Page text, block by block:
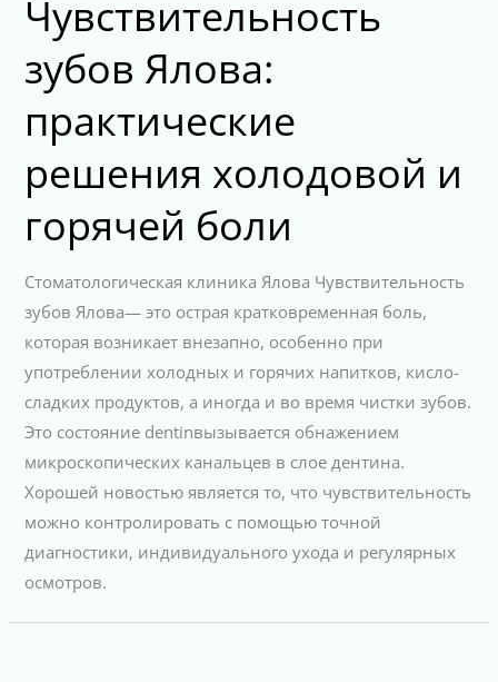
Чувствительность
зубов Ялова:
практические
решения холодовой и
горячей боли
Стоматологическая клиника Ялова Чувствительность
зубов Ялова— это острая кратковременная боль,
которая возникает внезапно, особенно при
употреблении холодных и горячих напитков, кисло-
сладких продуктов, а иногда и во время чистки зубов.
Это состояние dentinвызывается обнажением
микроскопических канальцев в слое дентина.
Хорошей новостью является то, что чувствительность
можно контролировать с помощью точной
диагностики, индивидуального ухода и регулярных
осмотров.